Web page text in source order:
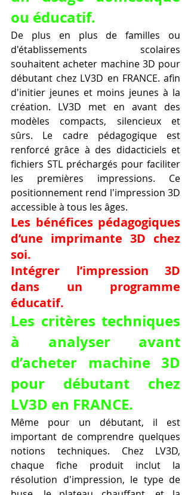
ou éducatif.
De plus en plus de familles ou
d'établissements scolaires
souhaitent acheter machine 3D pour
débutant chez LV3D en FRANCE. afin
d'initier jeunes et moins jeunes à la
création. LV3D met en avant des
modèles compacts, silencieux et
sûrs. Le cadre pédagogique est
renforcé grâce à des didacticiels et
fichiers STL préchargés pour faciliter
les premières impressions. Ce
positionnement rend l'impression 3D
accessible à tous les âges.
Les bénéfices pédagogiques
d’une imprimante 3D chez
soi.
Intégrer l’impression 3D
dans un programme
éducatif.
Les critères techniques
à analyser avant
d’acheter machine 3D
pour débutant chez
LV3D en FRANCE.
Même pour un débutant, il est
important de comprendre quelques
notions techniques. Chez LV3D,
chaque fiche produit inclut la
résolution d'impression, le type de